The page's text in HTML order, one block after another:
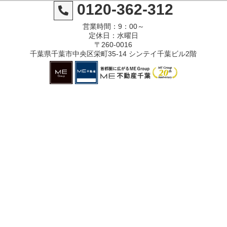
0120-362-312
営業時間：9：00～
定休日：水曜日
〒260-0016
千葉県千葉市中央区栄町35-14 シンテイ千葉ビル2階